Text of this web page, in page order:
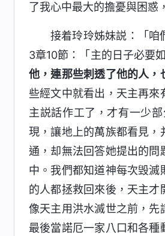
了我心中最大的擔憂與困惑
接着玲玲姊妹説：「咱
3章10節：「主的日子必要
他，連那些刺透了他的人，
些經文中就看出，天主再來
主説話作工了，才有一少
現，讓地上的萬族都看見，
通，却無法回答她提出的問
中。我們都知道神每次毁
的人都拯救回來後，天主
像天主用洪水滅世之前，先
最後當諾厄一家八口和各